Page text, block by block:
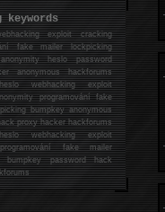
keywords
exploit cracking
fake mailer lockpicking
heslo password
anonymous hackforums
webhacking exploit
programování fake
bumpkey anonymous
proxy hacker hackforums
webhacking exploit
fake mailer
bumpkey password hack